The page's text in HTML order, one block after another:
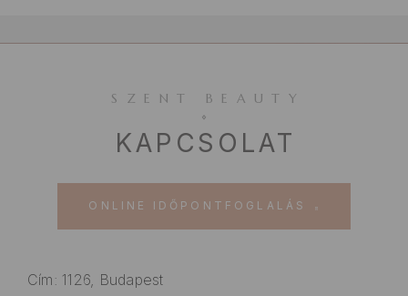
SZENT BEAUTY
KAPCSOLAT
ONLINE IDŐPONTFOGLALÁS
Cím: 1126, Budapest